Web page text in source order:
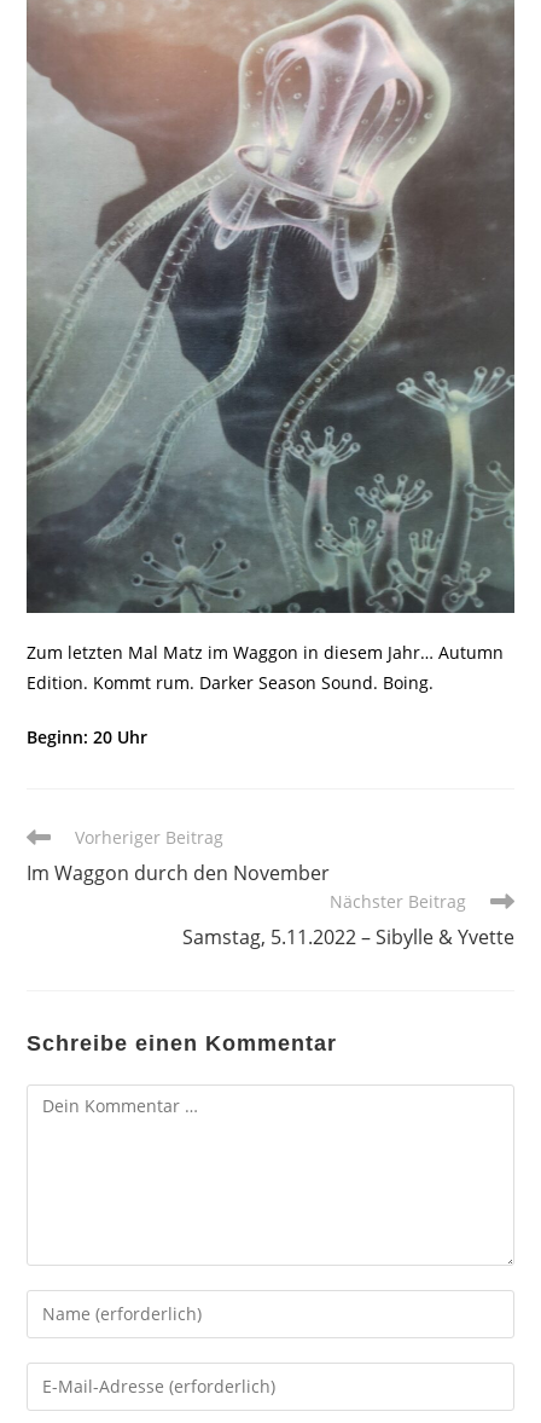
Zum letzten Mal Matz im Waggon in diesem Jahr… Autumn
Edition. Kommt rum. Darker Season Sound. Boing.
Beginn: 20 Uhr
Weitere
ansehen
Vorheriger Beitrag
Im Waggon durch den November
Nächster Beitrag
Samstag, 5.11.2022 – Sibylle & Yvette
Schreibe einen Kommentar
Kommentar
Gib
deinen
Namen
oder
Gib
deine